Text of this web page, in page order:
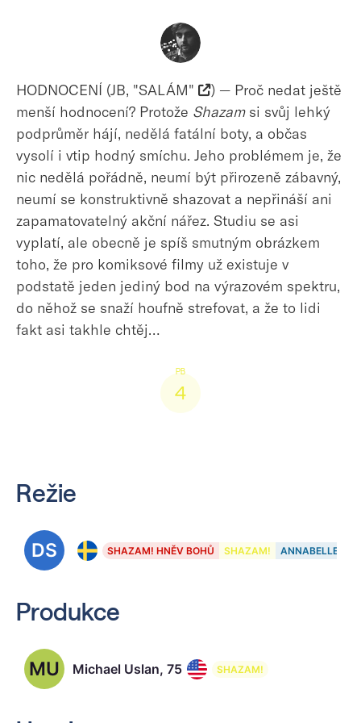
HODNOCENÍ (JB, "SALÁM"
) — Proč nedat ještě
menší hodnocení? Protože Shazamsi svůj lehký
podprůměr hájí, nedělá fatální boty, a občas
vysolí i vtip hodný smíchu. Jeho problémem je, že
nic nedělá pořádně, neumí být přirozeně zábavný,
neumí se konstruktivně shazovat a nepřináší ani
zapamatovatelný akční nářez. Studiu se asi
vyplatí, ale obecně je spíš smutným obrázkem
toho, že pro komiksové filmy už existuje v
podstatě jeden jediný bod na výrazovém spektru,
do něhož se snaží houfně strefovat, a že to lidi
fakt asi takhle chtěj…
4
Režie
DS David F. Sandberg
SHAZAM! HNĚV BOHŮ SHAZAM! ANNABELLE 2:
Produkce
MU Michael Uslan, 75 SHAZAM!